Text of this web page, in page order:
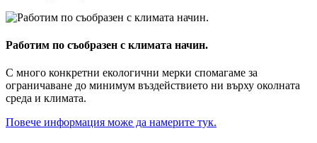
Работим по съобразен с климата начин.
С много конкретни екологични мерки спомагаме за
ограничаване до минимум въздействието ни върху околната
среда и климата.
Повече информация може да намерите тук.